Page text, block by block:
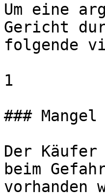
Um eine
Gericht
folgende
1
###
Der
beim